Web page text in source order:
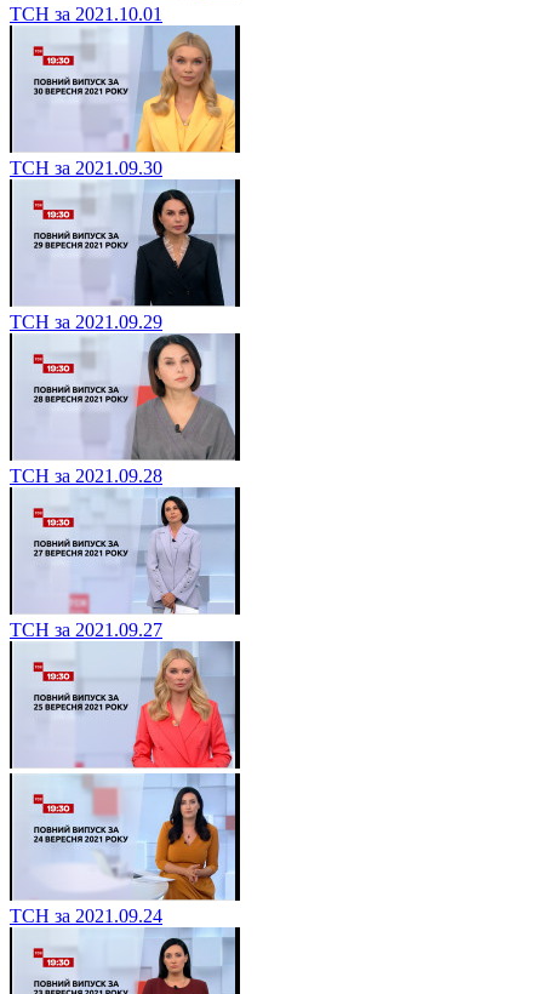
ТСН за 2021.10.01
ТСН за 2021.09.30
ТСН за 2021.09.29
ТСН за 2021.09.28
ТСН за 2021.09.27
ТСН за 2021.09.24